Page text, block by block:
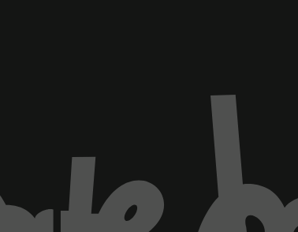
Marca El Corte Inglés